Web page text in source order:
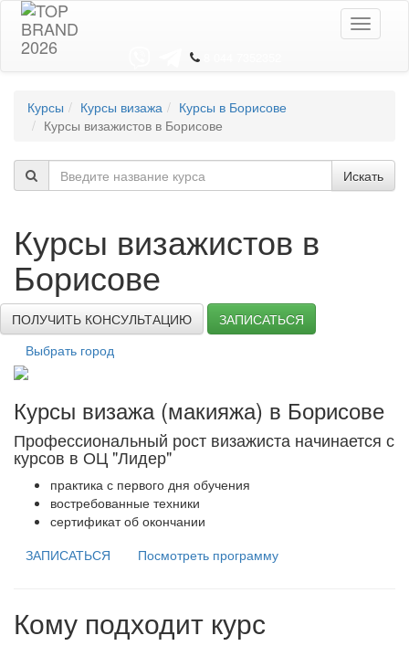
Toggle
Курсы Курсы визажа
Курсы в Борисове
Курсы визажистов в Борисове
Искать
Курсы визажистов в
Борисове
ПОЛУЧИТЬ КОНСУЛЬТАЦИЮ
ЗАПИСАТЬСЯ
Выбрать город
Курсы визажа (макияжа) в Борисове
Профессиональный рост визажиста начинается с
курсов в ОЦ "Лидер"
практика с первого дня обучения
востребованные техники
сертификат об окончании
ЗАПИСАТЬСЯ
Посмотреть программу
Кому подходит курс